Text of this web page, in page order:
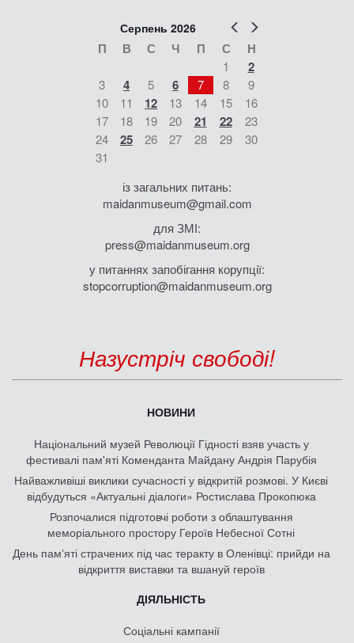
Попер
Серпень 2026
П В С Ч П С Н
1 2
3 4 5 6 7 8
9
10
11 12 13 14 15
16
17
18 19 20 21 22
23
24
25 26 27 28 29
30
31
із загальних питань:
maidanmuseum@gmail.com
для ЗМІ:
press@maidanmuseum.org
у питаннях запобігання корупції:
stopcorruption@maidanmuseum.org
Назустріч свободі!
НОВИНИ
Національний музей Революції Гідності взяв участь у
фестивалі пам'яті Коменданта Майдану Андрія Парубія
Найважливіші виклики сучасності у відкритій розмові. У Києві
відбудуться «Актуальні діалоги» Ростислава Прокопюка
Розпочалися підготовчі роботи з облаштування
меморіального простору Героїв Небесної Сотні
День памʼяті страчених під час теракту в Оленівці: прийди на
відкриття виставки та вшануй героїв
ДІЯЛЬНІСТЬ
Соціальні кампанії